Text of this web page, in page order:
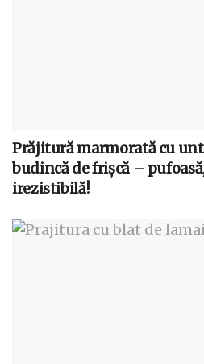
Prăjitură marmorată cu
budincă de frișcă –
irezistibilă!